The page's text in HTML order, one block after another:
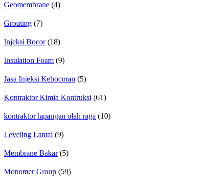
Geomembrane (4)
Grouting (7)
Injeksi Bocor(18)
Insulation Foam (9)
Jasa Injeksi Kebocoran (5)
Kontraktor Kimia Kontruksi (61)
kontraktor lapangan olah raga (10)
Leveling Lantai (9)
Membrane Bakar(5)
Monomer Group (59)